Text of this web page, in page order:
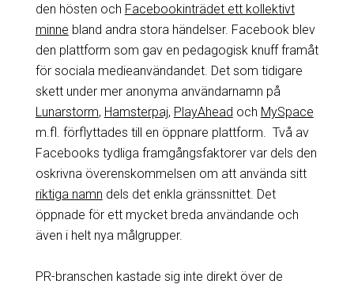
den hösten och Facebookinträdet ett kollektivt
minne bland andra stora händelser. Facebook blev
den plattform som gav en pedagogisk knuff framåt
för sociala medieanvändandet. Det som tidigare
skett under mer anonyma användarnamn på
Lunarstorm, Hamsterpaj, PlayAhead och MySpace
m.fl. förflyttades till en öppnare plattform. Två av
Facebooks tydliga framgångsfaktorer var dels den
oskrivna överenskommelsen om att använda sitt
riktiga namn dels det enkla gränssnittet. Det
öppnade för ett mycket breda användande och
även i helt nya målgrupper.
PR-branschen kastade sig inte direkt över de